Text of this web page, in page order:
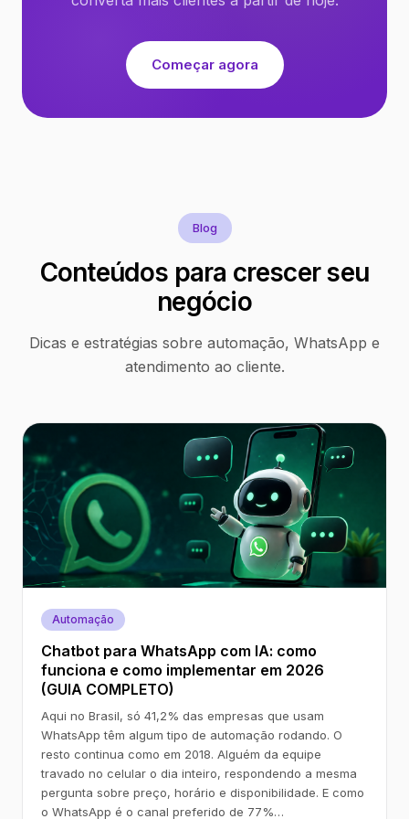
Começar agora
Blog
Conteúdos para crescer seu
negócio
Dicas e estratégias sobre automação, WhatsApp e
atendimento ao cliente.
Automação
Chatbot para WhatsApp com IA: como
funciona e como implementar em 2026
(GUIA COMPLETO)
Aqui no Brasil, só 41,2% das empresas que usam
WhatsApp têm algum tipo de automação rodando. O
resto continua como em 2018. Alguém da equipe
travado no celular o dia inteiro, respondendo a mesma
pergunta sobre preço, horário e disponibilidade. E como
o WhatsApp é o canal preferido de 77%…